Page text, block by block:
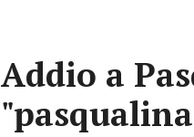
Addio a